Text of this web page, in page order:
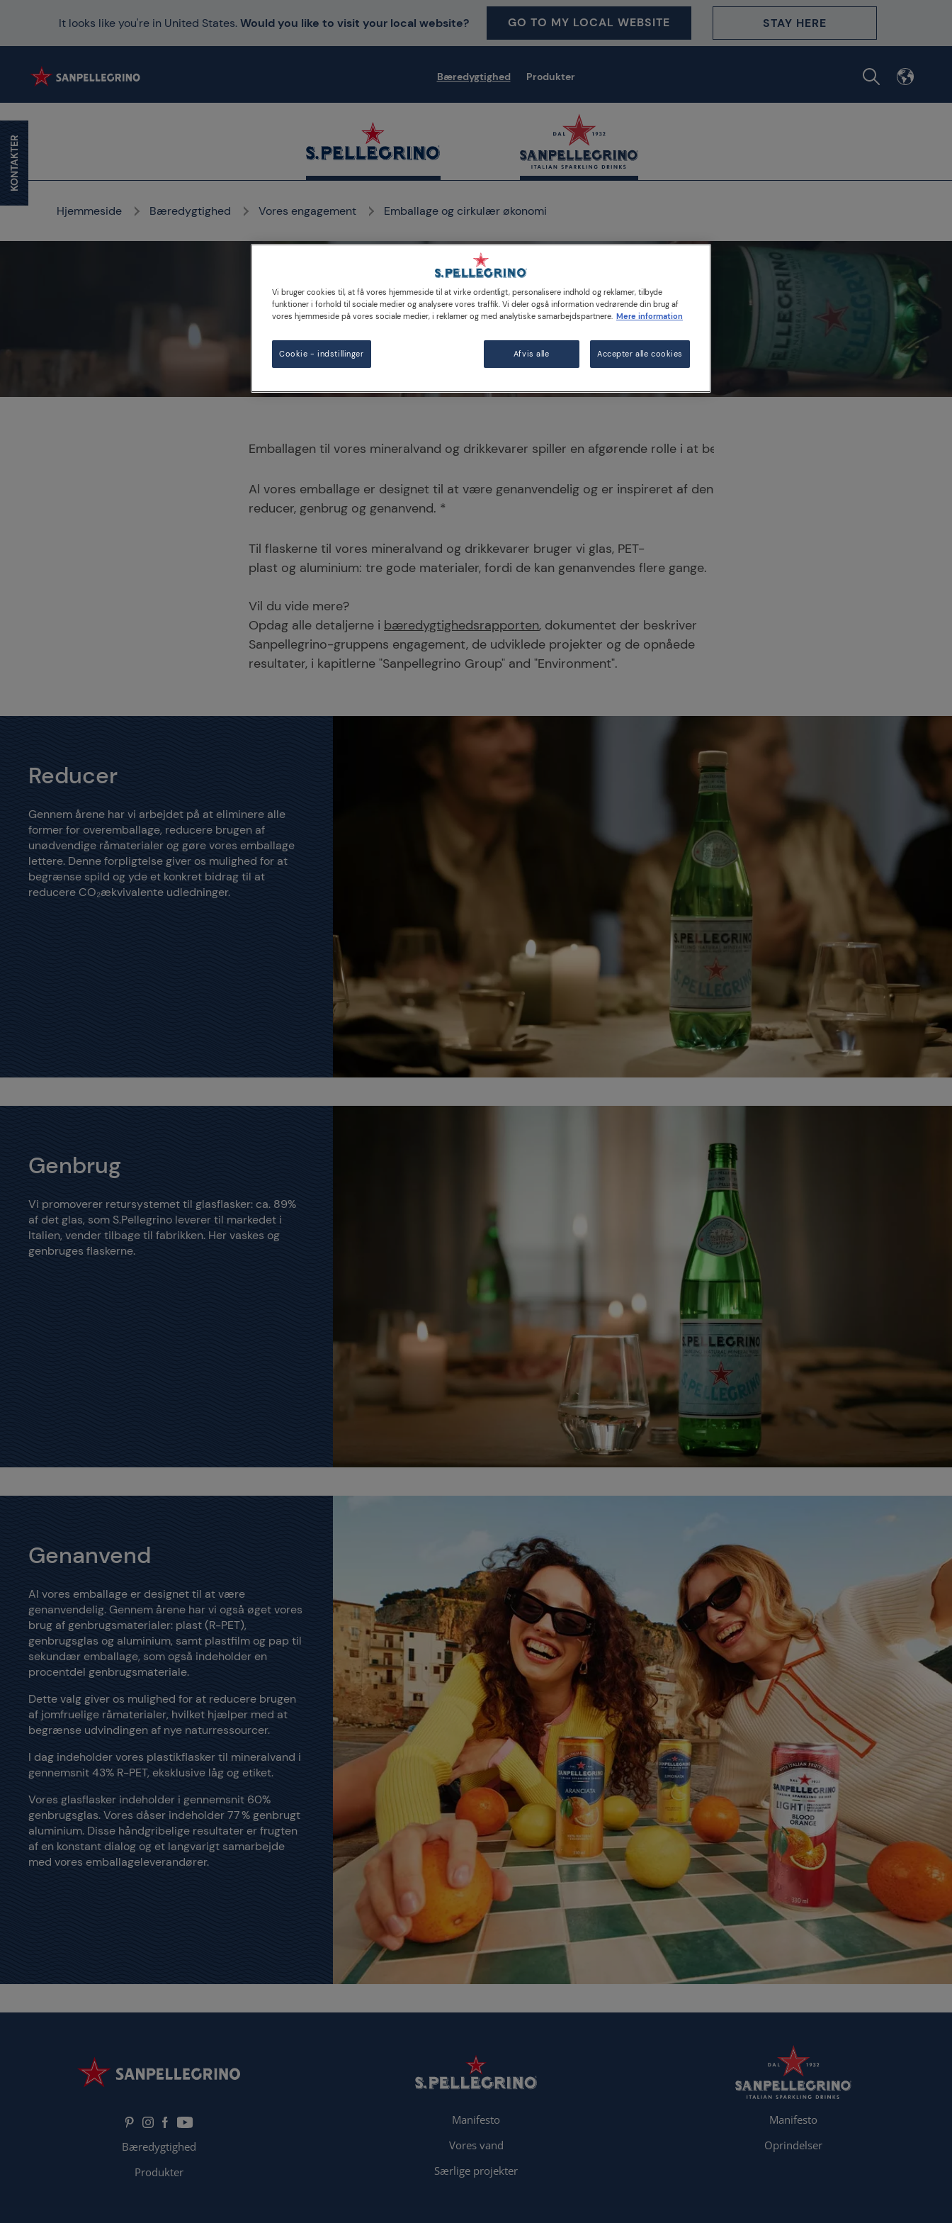
It looks like you're in United States.Would you like to visit your local website? GO TO MY LOCAL WEBSITE STAY HERE
Bæredygtighed Produkter
Hjemmeside Bæredygtighed Vores engagement Emballage og cirkulær økonomi
Emballage og cirkulær økonomi
Emballagen til vores mineralvand og drikkevarer spiller en afgørende rolle i at bevare kvaliteten, sikkerheden, smagen
Al vores emballage er designet til at være genanvendelig og er inspireret af den cirkulære økonomimodel:
reducer, genbrug og genanvend. *
Til flaskerne til vores mineralvand og drikkevarer bruger vi glas, PET-
plast og aluminium: tre gode materialer, fordi de kan genanvendes flere gange.
Vil du vide mere?
Opdag alle detaljerne i bæredygtighedsrapporten, dokumentet der beskriver
Sanpellegrino-gruppens engagement, de udviklede projekter og de opnåede
resultater, i kapitlerne "Sanpellegrino Group" and "Environment".
Reducer
Gennem årene har vi arbejdet på at eliminere alle
former for overemballage, reducere brugen af
unødvendige råmaterialer og gøre vores emballage
lettere. Denne forpligtelse giver os mulighed for at
begrænse spild og yde et konkret bidrag til at
reducere CO₂ækvivalente udledninger.
Genbrug
Vi promoverer retursystemet til glasflasker: ca. 89%
af det glas, som S.Pellegrino leverer til markedet i
Italien, vender tilbage til fabrikken. Her vaskes og
genbruges flaskerne.
Genanvend
Al vores emballage er designet til at være
genanvendelig. Gennem årene har vi også øget vores
brug af genbrugsmaterialer: plast (R-PET),
genbrugsglas og aluminium, samt plastfilm og pap til
sekundær emballage, som også indeholder en
procentdel genbrugsmateriale.
Dette valg giver os mulighed for at reducere brugen
af jomfruelige råmaterialer, hvilket hjælper med at
begrænse udvindingen af nye naturressourcer.
I dag indeholder vores plastikflasker til mineralvand i
gennemsnit 43% R-PET, eksklusive låg og etiket.
Vores glasflasker indeholder i gennemsnit 60%
genbrugsglas. Vores dåser indeholder 77 % genbrugt
aluminium. Disse håndgribelige resultater er frugten
af en konstant dialog og et langvarigt samarbejde
med vores emballageleverandører.
Bæredygtighed
Produkter
Manifesto
Vores vand
Særlige projekter
Manifesto
Oprindelser
KONTAKTER
Vi bruger cookies til, at få vores hjemmeside til at virke ordentligt, personalisere indhold og reklamer, tilbyde
funktioner i forhold til sociale medier og analysere vores traffik. Vi deler også information vedrørende din brug af
vores hjemmeside på vores sociale medier, i reklamer og med analytiske samarbejdspartnere. Mere information
Afvis alle Accepter alle cookies
Cookie - indstillinger